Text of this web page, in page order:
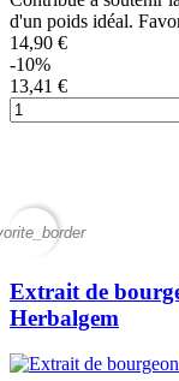
d'un poids idéal.
14,90 €
-10%
13,41 €
Extrait de
Herbalgem